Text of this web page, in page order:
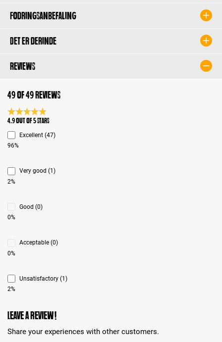
Fodringsanbefaling
Det er derinde
Reviews
49 of 49 reviews
Average rating 4.9 of 5 Stars
4.9 out of 5 stars
Excellent (47)
96%
Very good (1)
2%
Good (0)
0%
Acceptable (0)
0%
Unsatisfactory (1)
2%
Leave a review!
Share your experiences with other customers.